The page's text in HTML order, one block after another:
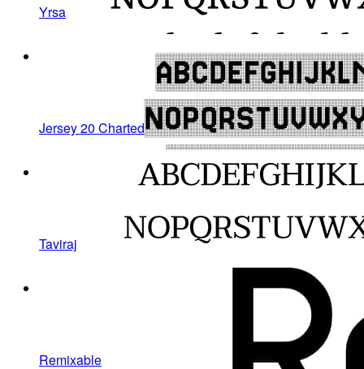
Yrsa
Jersey 20 Charted
Taviraj
Remixable